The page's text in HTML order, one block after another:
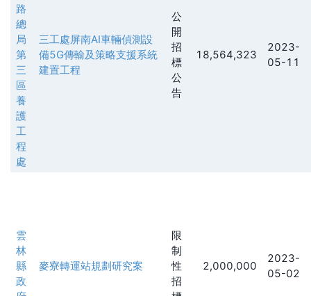
路
總
局
第
三
區
養
護
工
程
處
三工處屏南AI車輛偵測設
備5G傳輸及策略支援系統
建置工程
公
開
招
標
公
告
18,564,323
2023-
05-11
雲
林
縣
政
麥寮轉運站規劃研究案
限
制
性
招
2,000,000
2023-
05-02